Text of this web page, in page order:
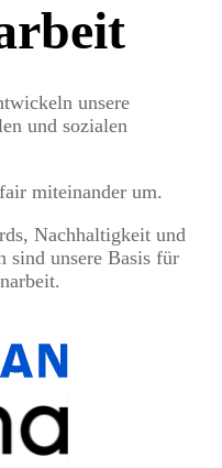
unsere
und sozialen
miteinander um.
Nachhaltigkeit und
sind unsere Basis für